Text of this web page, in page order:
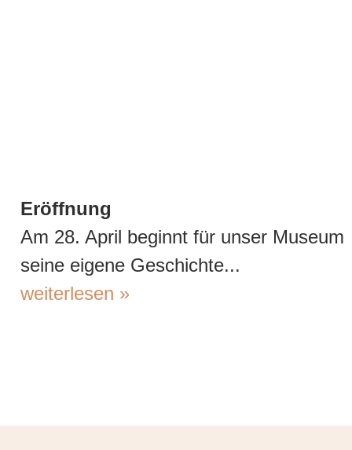
Eröffnung
Am 28. April beginnt für unser Museum
seine eigene Geschichte...
weiterlesen »